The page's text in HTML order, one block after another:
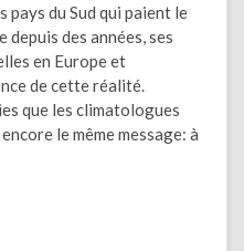
pays du Sud qui paient le
des années, ses
en Europe et
de cette réalité.
que les climatologues
le même message: à